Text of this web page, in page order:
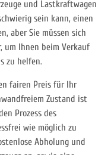
und Lastkraftwagen
sein kann, einen
aber Sie müssen sich
um Ihnen beim Verkauf
zu helfen.
fairen Preis für Ihr
Zustand ist
Prozess des
wie möglich zu
Abholung und